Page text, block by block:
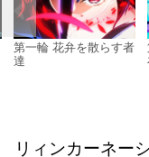
第一輪 花弁を散らす者
達
リィンカーネー